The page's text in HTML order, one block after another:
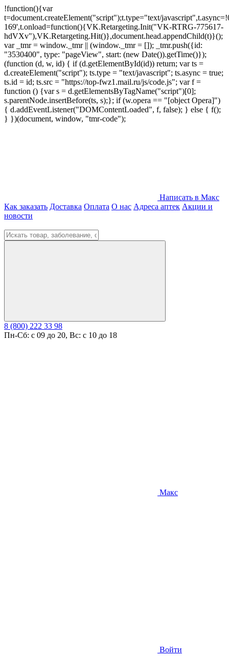
!function(){var
t=document.createElement("script");t.type="text/
169',t.onload=function(){VK.Retargeting.Init("VK-RTRG-775617-
hdVXv"),VK.Retargeting.Hit()},document.head.appendChild(t)}();
var _tmr = window._tmr || (window._tmr = []); _tmr.push({id:
"3530400", type: "pageView", start: (new Date()).getTime()});
(function (d, w, id) { if (d.getElementById(id)) return; var ts =
d.createElement("script"); ts.type = "text/javascript"; ts.async = true;
ts.id = id; ts.src = "https://top-fwz1.mail.ru/js/code.js"; var f =
function () {var s = d.getElementsByTagName("script")[0];
s.parentNode.insertBefore(ts, s);}; if (w.opera == "[object Opera]")
{ d.addEventListener("DOMContentLoaded", f, false); } else { f();
} })(document, window, "tmr-code");
Написать в Макс
Как заказать Доставка Оплата О нас Адреса аптек Акции и
новости
8 (800) 222 33 98
Пн-Сб: с 09 до 20, Вс: с 10 до 18
Макс
Войти